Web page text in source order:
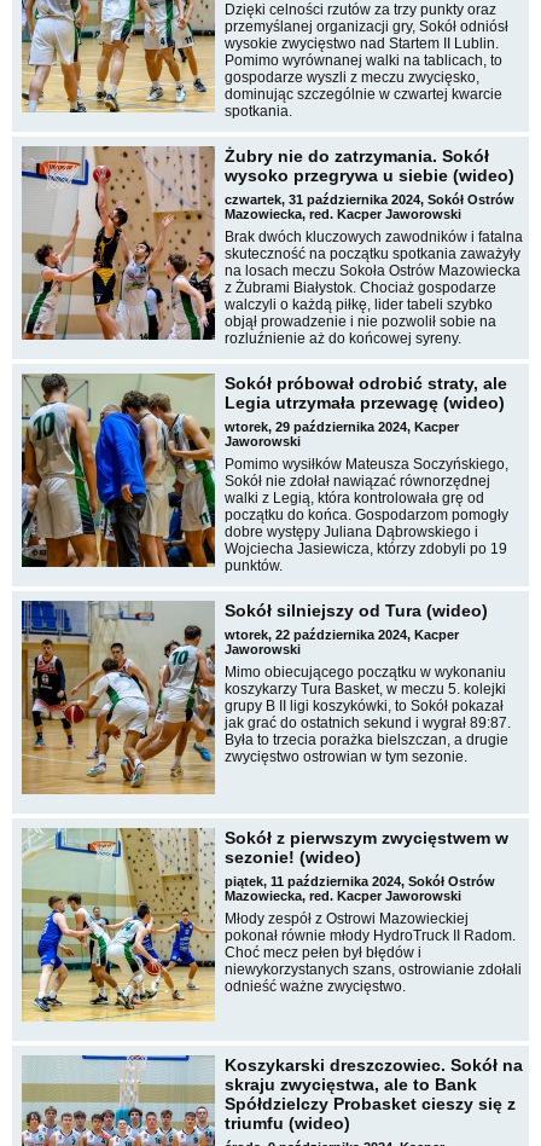
Dzięki celności rzutów za trzy punkty oraz
przemyślanej organizacji gry, Sokół odniósł
wysokie zwycięstwo nad Startem II Lublin.
Pomimo wyrównanej walki na tablicach, to
gospodarze wyszli z meczu zwycięsko,
dominując szczególnie w czwartej kwarcie
spotkania.
Żubry nie do zatrzymania. Sokół
wysoko przegrywa u siebie (wideo)
czwartek, 31 października 2024, Sokół Ostrów
Mazowiecka, red. Kacper Jaworowski
Brak dwóch kluczowych zawodników i fatalna
skuteczność na początku spotkania zaważyły
na losach meczu Sokoła Ostrów Mazowiecka
z Żubrami Białystok. Chociaż gospodarze
walczyli o każdą piłkę, lider tabeli szybko
objął prowadzenie i nie pozwolił sobie na
rozluźnienie aż do końcowej syreny.
Sokół próbował odrobić straty, ale
Legia utrzymała przewagę (wideo)
wtorek, 29 października 2024, Kacper
Jaworowski
Pomimo wysiłków Mateusza Soczyńskiego,
Sokół nie zdołał nawiązać równorzędnej
walki z Legią, która kontrolowała grę od
początku do końca. Gospodarzom pomogły
dobre występy Juliana Dąbrowskiego i
Wojciecha Jasiewicza, którzy zdobyli po 19
punktów.
Sokół silniejszy od Tura (wideo)
wtorek, 22 października 2024, Kacper
Jaworowski
Mimo obiecującego początku w wykonaniu
koszykarzy Tura Basket, w meczu 5. kolejki
grupy B II ligi koszykówki, to Sokół pokazał
jak grać do ostatnich sekund i wygrał 89:87.
Była to trzecia porażka bielszczan, a drugie
zwycięstwo ostrowian w tym sezonie.
Sokół z pierwszym zwycięstwem w
sezonie! (wideo)
piątek, 11 października 2024, Sokół Ostrów
Mazowiecka, red. Kacper Jaworowski
Młody zespół z Ostrowi Mazowieckiej
pokonał równie młody HydroTruck II Radom.
Choć mecz pełen był błędów i
niewykorzystanych szans, ostrowianie zdołali
odnieść ważne zwycięstwo.
Koszykarski dreszczowiec. Sokół na
skraju zwycięstwa, ale to Bank
Spółdzielczy Probasket cieszy się z
triumfu (wideo)